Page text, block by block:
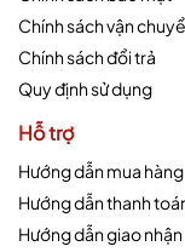
Chính sách vận
Chính sách đổi trả
Quy định sử dụng
Hỗ trợ
Hướng dẫn mua hàng
Hướng dẫn thanh
Hướng dẫn giao nhận